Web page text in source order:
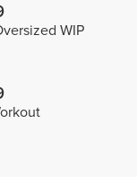
WIP